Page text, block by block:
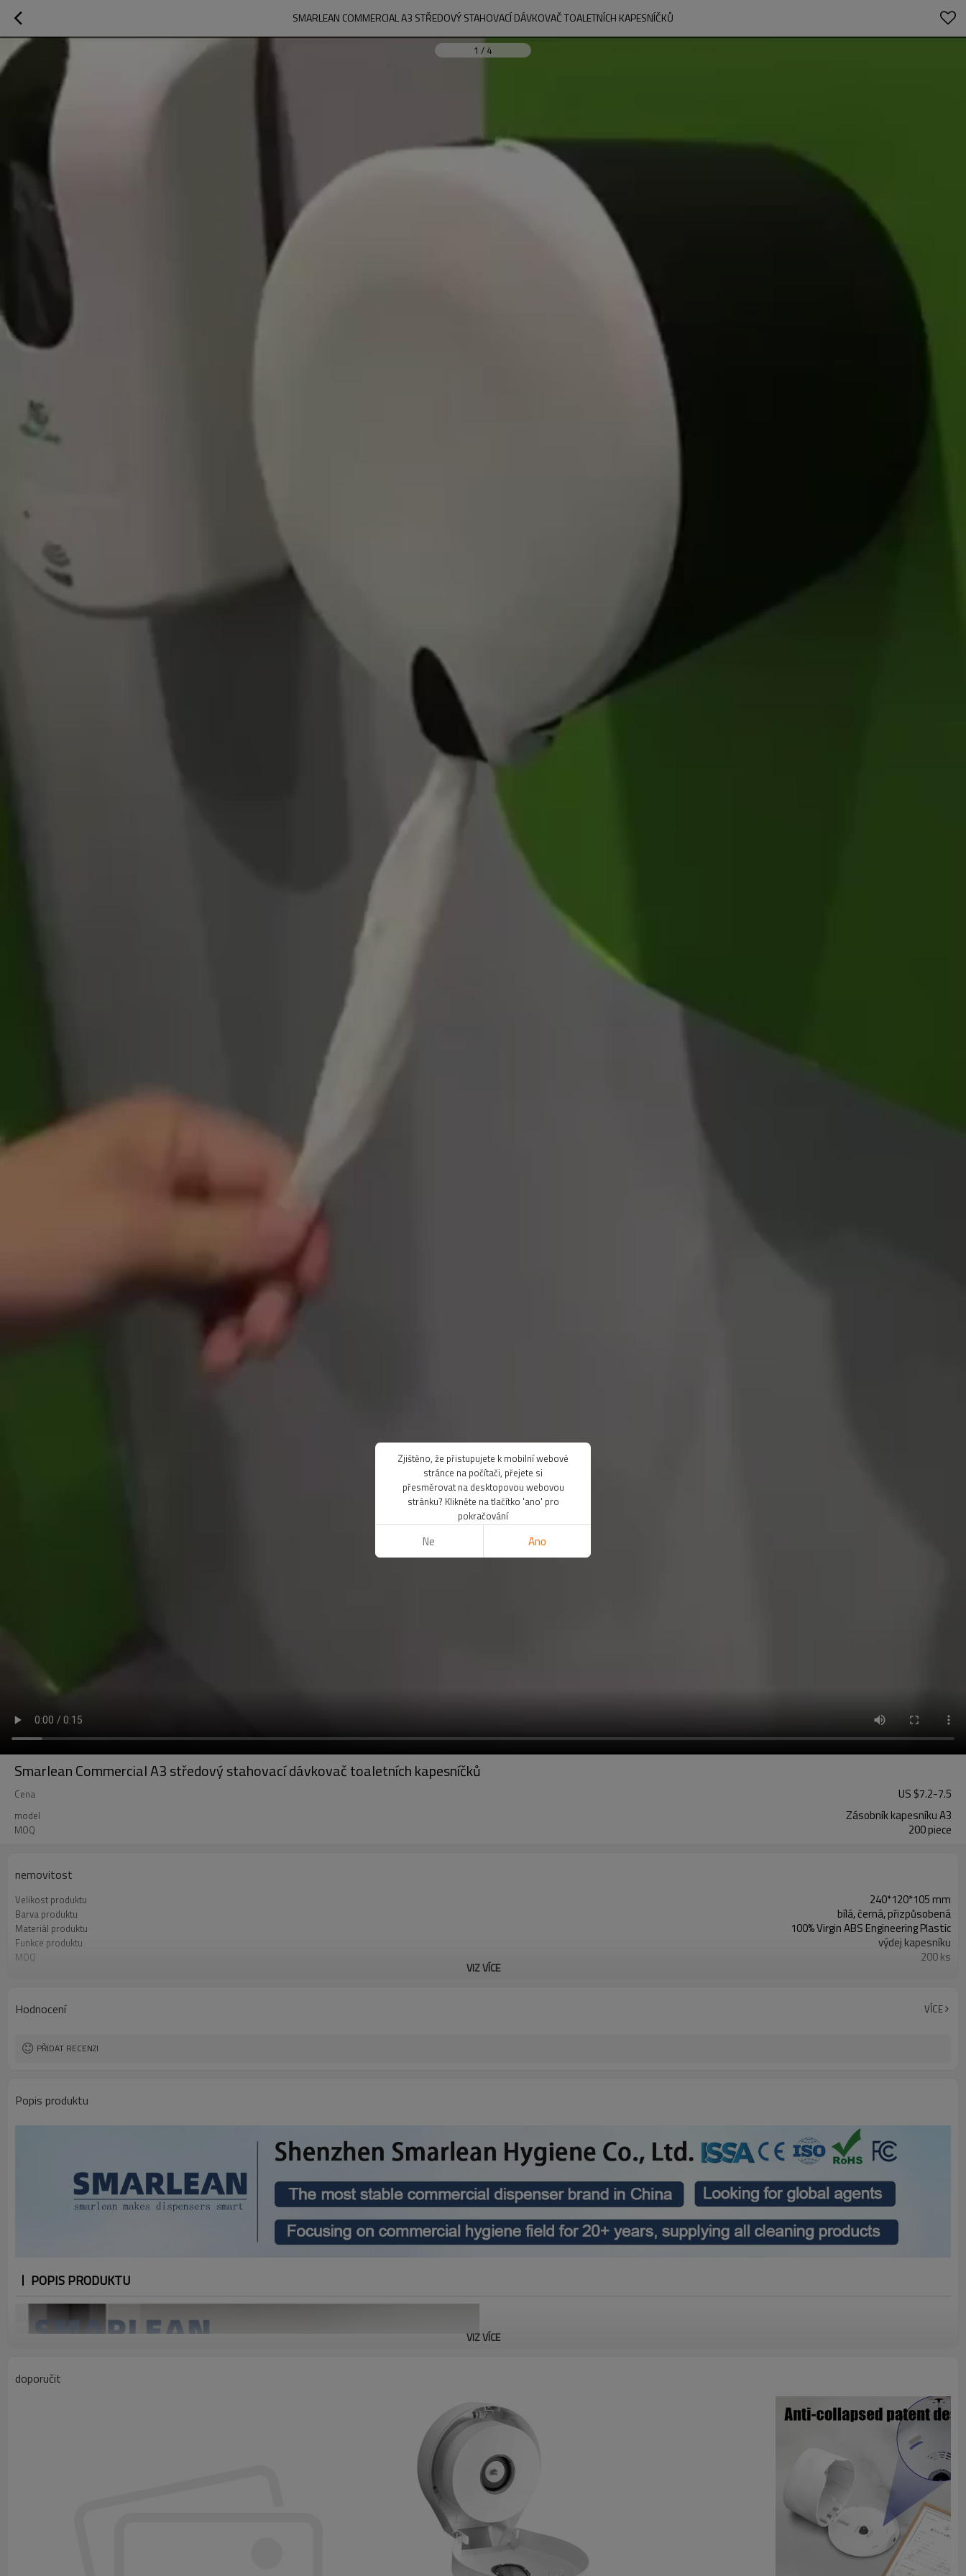
SMARLEAN COMMERCIAL A3 STŘEDOVÝ STAHOVACÍ DÁVKOVAČ TOALETNÍCH KAPESNÍČKŮ
1 / 4
Smarlean Commercial A3 středový stahovací dávkovač toaletních kapesníčků
Cena US $7.2-7.5
model Zásobník kapesníku A3
MOQ 200 piece
nemovitost
Velikost produktu 240*120*105 mm
Barva produktu bílá, černá, přizpůsobená
Materiál produktu 100% Virgin ABS Engineering Plastic
Funkce produktu výdej kapesníku
MOQ 200 ks
MOQ je 2000 ks
VIZ VÍCE
Hodnocení VÍCE
PŘIDAT RECENZI
Popis produktu
POPIS PRODUKTU
Zásobník kapesníku A3
Zásobník na toaletní papír jumbo role A4 je řešením s velkokapacitním zásobníkem, který
pomáhá snižovat náklady na údržbu a přerušení provozu díky 9" náplni v rolích hedvábného
A. Moderní a bezproblémový design – udělejte ten správný dojem
b. Průhledné okénko ukazuje, kdy je čas doplnit
C. Hladký kryt se snadno čistí a udržuje
VIZ VÍCE
doporučit
Zjištěno, že přistupujete k mobilní webové
stránce na počítači, přejete si
přesměrovat na desktopovou webovou
stránku? Klikněte na tlačítko 'ano' pro
pokračování
Ne Ano